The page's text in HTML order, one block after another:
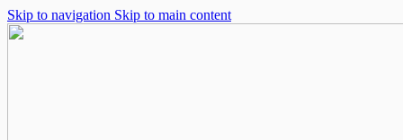
Skip to navigation Skip to main content